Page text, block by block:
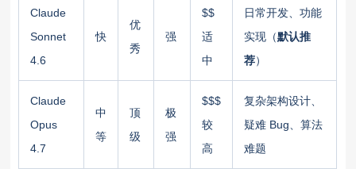
Claude
Sonnet
4.6
快
优
秀
强
$$
适
中
日常开发、功能
实现（默认推
荐）
Claude
Opus
4.7
中
等
顶
级
极
强
$$$
较
高
复杂架构设计、
疑难 Bug、算法
难题